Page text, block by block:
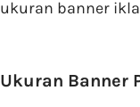
ukuran banner
Ukuran Banner